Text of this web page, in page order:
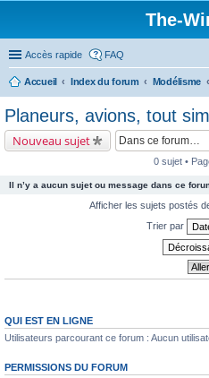
The-
Accès rapide FAQ
Accueil Index du forum Modélisme
Planeurs, avions, tout
Nouveau sujet
0 sujet •
Il n’y a aucun sujet ou message dans ce
Afficher les sujets postés
Trier par
QUI EST EN LIGNE
Utilisateurs parcourant ce forum : Aucun
PERMISSIONS DU FORUM